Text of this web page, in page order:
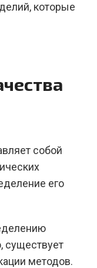
которые
собой
его
существует
методов.